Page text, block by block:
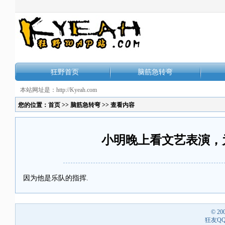
狂野首页 脑筋急转弯
本站网址是：http://Kyeah.com
您的位置： 首页 >> 脑筋急转弯 >> 查看内容
小明晚上看文艺表演
因为他是乐队的指挥.
©
狂友